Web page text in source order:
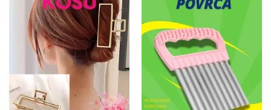
Dodaj
na
listu
želja